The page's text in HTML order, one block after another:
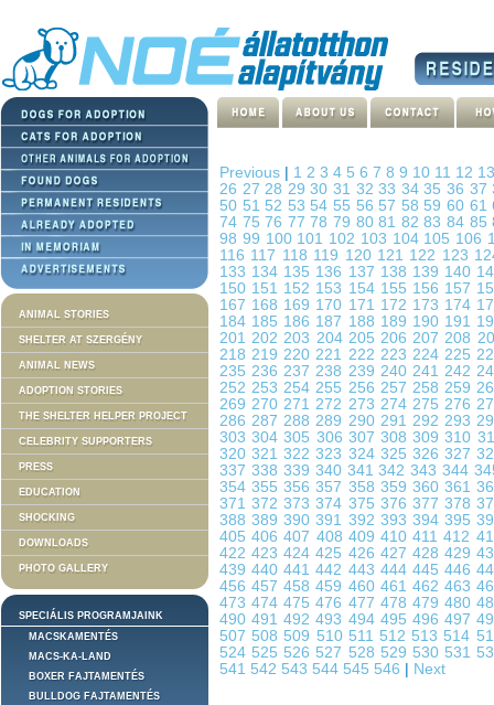
ANIMAL STORIES
SHELTER AT SZERGÉNY
ANIMAL NEWS
ADOPTION STORIES
THE SHELTER HELPER PROJECT
CELEBRITY SUPPORTERS
PRESS
EDUCATION
SHOCKING
DOWNLOADS
PHOTO GALLERY
SPECIÁLIS PROGRAMJAINK
MACSKAMENTÉS
MACS-KA-LAND
BOXER FAJTAMENTÉS
BULLDOG FAJTAMENTÉS
Previous 1 2 3 4 5 6 7 8 9 10 11 12
26 2728 293031 3233 343536 37
50 51 52 53 54 55 56 57 58 5960 61
74 7576 777879 8081 828384 85
98 99 100 101 102 103 104 105 106
116 117 118 119 120 121 122 123
133 134 135 136 137 138 139 140
150 151 152 153 154 155 156 157
167 168 169 170 171 172 173 174
184 185 186 187 188 189 190 191
201202203 204 205 206207208
218219220221 222 223 224 225
235236237238 239 240 241 242
252253254255 256 257 258 259
269270271272 273 274 275 276
286287288289 290 291 292 293
303304305 306 307 308309310
320321322323 324 325 326 327
337 338 339 340 341342343344
354355356357 358 359 360 361
371372373374 375 376 377 378
388389390391 392 393 394 395
405406407 408 409 410411412
422423424425 426 427 428 429
439440441442 443 444 445 446
456457458459 460 461 462 463
473474475476 477 478 479 480
490491492493 494 495 496 497
507 508 509 510 511 512 513 514
524 525 526 527 528 529 530 531
541 542 543 544 545 546 Next